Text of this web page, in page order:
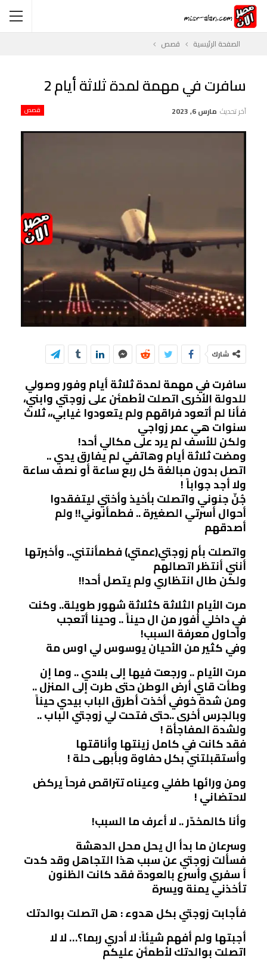
الصفحة الرئيسية قصص
سافرت في مهمة لمدة ثلاثة أيام 2
قصص آخر تحديث مارس 6, 2023
شارك
سافرت في مهمة لمدة ثلاثة أيام وفور وصولي
للدولة الأخرى اتصلت لأطمئن على زوجتي وابني،
فأنا لم أتعود فراقهم ولم يتعودوا غيابي،، ثلاث
سنوات هي عمر زواجي
ولكن للأسف لم يرد على مكالي أحد!
ومضت ثلاثة أيام وهاتفي لم يفارق يدي ..
اتصل بدون مبالغة كل ربع ساعة أو نصف ساعة
ولا أجد جواباً !
جُنّ جنوني واتصلت بأخيذ وأختي ليتفقدوا
أحوال أسرتي الصغيرة .. فطمأنوني!! ولم
أصدقهم
واتصلت بأم زوجتي(عمتي) فطمأنتني.. وأخبرتها
أنني أنتظر اتصالهم
ولكن طال انتظاري ولم يتصل أحد!!
مرت الأيام الثلاثة كثلاثة شهور طويلة.. وكنت
في داخلي أفور من ال حيناً .. وحينا أتعجب
وأحاول معرفة السبب!
وفي كثير من الأحيان يوسوس لي اوس مة
مرت الأيام .. ورجعت فيها إلى بلادي .. وما إن
وطأت قاي أرض الوطن حتى طرت إلى المنزل ..
ومن شدة خوفي أخذت أطرق الباب بيدي حيناً
وبالجرس أخرى ..حتى فتحت لي زوجتي الباب ..
ولشدة المفاجأة !
فقد كانت في كامل زينتها وأناقتها
وأستقبلتني بكل حفاوة وبأبهى حلة !
ومن ورائها طفلي وعيناه تتراقص فرحاً يركض
لاحتضاني !
وأنا كالمخدّر .. لا أعرف ما السبب!
وسرعان ما بدأ ال يحل محل الدهشة
فسألت زوجتي عن سبب هذا التجاهل وقد كدت
أ سفري وأسرع بالعودة فقد كانت الظنون
تأخذني يمنة ويسرة
فأجابت زوجتي بكل هدوء : هل اتصلت بوالدتك
أجبتها ولم أفهم شيئاً: لا أدري ربما؟… لا لا
اتصلت بوالدتك لأطمئن عليكم